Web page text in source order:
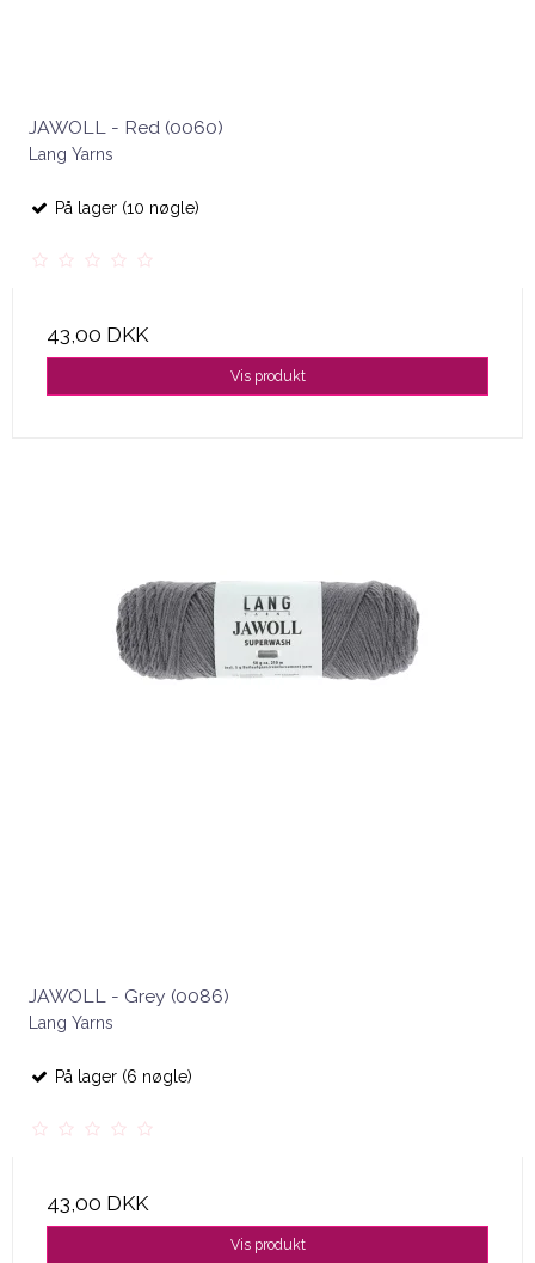
JAWOLL - Red (0060)
Lang Yarns
På lager (10 nøgle)
43,00 DKK
Vis produkt
JAWOLL - Grey (0086)
Lang Yarns
På lager (6 nøgle)
43,00 DKK
Vis produkt